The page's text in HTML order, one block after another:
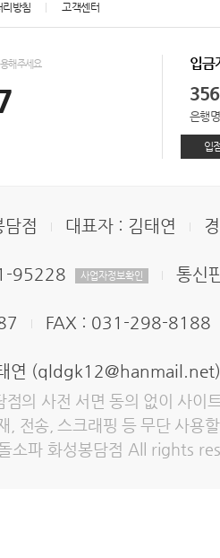
리방침 고객센터
해주세요 입금
은행
입
담점 대표자 : 김태연
95228
사업자정보확인
통신
FAX : 031-298-8188
연 (qldgk12@hanmail.net)
점의 사전 서면 동의 없이 사이
, 전송, 스크래핑 등 무단 사용
소파 화성봉담점 All rights